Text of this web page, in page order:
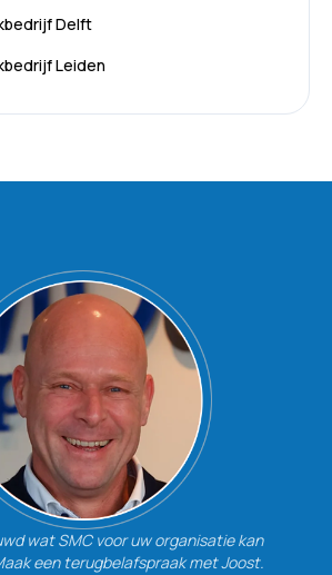
Delft
Leiden
wat SMC voor uw organisatie kan
een terugbelafspraak met Joost.